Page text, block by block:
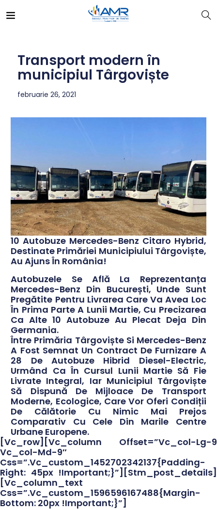
Transport modern în
municipiul Târgoviște
februarie 26, 2021
10 Autobuze Mercedes-Benz Citaro Hybrid,
Destinate Primăriei Municipiului Târgoviște,
Au Ajuns În România!
Autobuzele Se Află La Reprezentanța
Mercedes-Benz Din București, Unde Sunt
Pregătite Pentru Livrarea Care Va Avea Loc
În Prima Parte A Lunii Martie, Cu Precizarea
Ca Alte 10 Autobuze Au Plecat Deja Din
Germania.
Între Primăria Târgoviște Si Mercedes-Benz
A Fost Semnat Un Contract De Furnizare A
28 De Autobuze Hibrid Diesel-Electric,
Urmând Ca În Cursul Lunii Martie Să Fie
Livrate Integral, Iar Municipiul Târgoviște
Să Dispună De Mijloace De Transport
Moderne, Ecologice, Care Vor Oferi Condiții
De Călătorie Cu Nimic Mai Prejos
Comparativ Cu Cele Din Marile Centre
Urbane Europene.
[vc_row][vc_column Offset=”vc_col-Lg-9
Vc_col-Md-9″
Css=”.vc_custom_1452702342137{padding-
Right: 45px !important;}”][stm_post_details]
[vc_column_text
Css=”.vc_custom_1596596167488{margin-
Bottom: 20px !important;}”]